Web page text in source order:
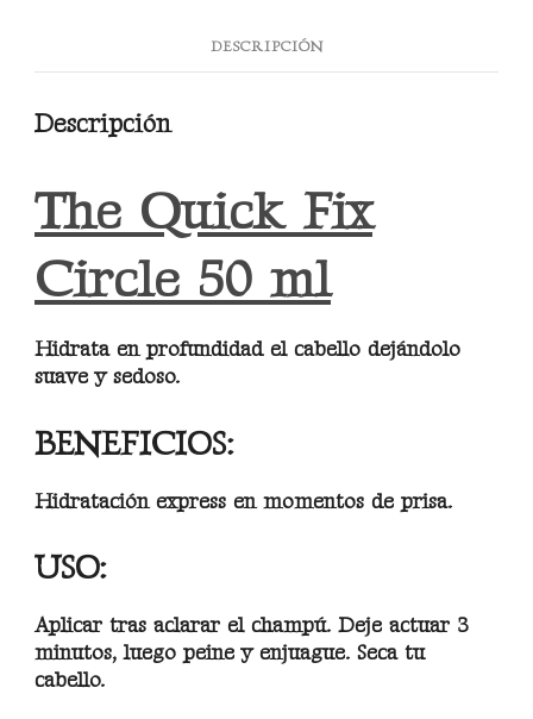
DESCRIPCIÓN
Descripción
The Quick Fix
Circle 50 ml
Hidrata en profundidad el cabello dejándolo
suave y sedoso.
BENEFICIOS:
Hidratación express en momentos de prisa.
USO:
Aplicar tras aclarar el champú. Deje actuar 3
minutos, luego peine y enjuague. Seca tu
cabello.